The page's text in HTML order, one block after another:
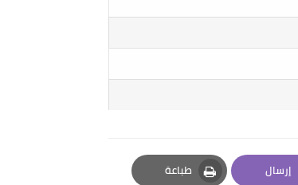
إرسال طباعة